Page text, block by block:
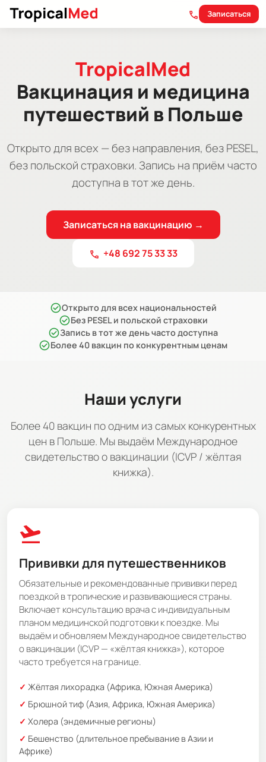
call Записаться
TropicalMed
Вакцинация и медицина
путешествий в Польше
Открыто для всех — без направления, без PESEL,
без польской страховки. Запись на приём часто
доступна в тот же день.
Записаться на вакцинацию →
call +48 692 75 33 33
check_circleОткрыто для всех национальностей
check_circleБез PESEL и польской страховки
check_circleЗапись в тот же день часто доступна
check_circleБолее 40 вакцин по конкурентным ценам
Наши услуги
Более 40 вакцин по одним из самых конкурентных
цен в Польше. Мы выдаём Международное
свидетельство о вакцинации (ICVP / жёлтая
книжка).
flight_takeoff
Прививки для путешественников
Обязательные и рекомендованные прививки перед
поездкой в тропические и развивающиеся страны.
Включает консультацию врача с индивидуальным
планом медицинской подготовки к поездке. Мы
выдаём и обновляем Международное свидетельство
о вакцинации (ICVP — «жёлтая книжка»), которое
часто требуется на границе.
Жёлтая лихорадка (Африка, Южная Америка)
Брюшной тиф (Азия, Африка, Южная Америка)
Холера (эндемичные регионы)
Бешенство (длительное пребывание в Азии и
Африке)